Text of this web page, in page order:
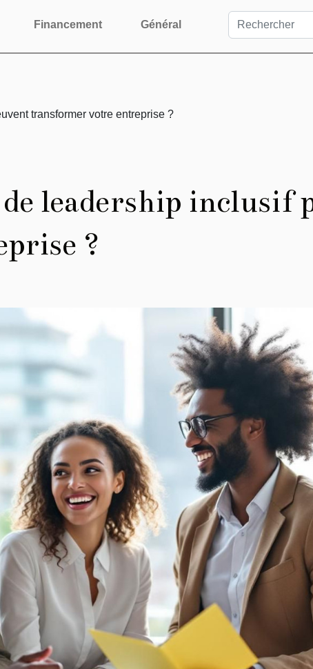
Financement Général
transformer votre entreprise ?
leadership inclusif
?